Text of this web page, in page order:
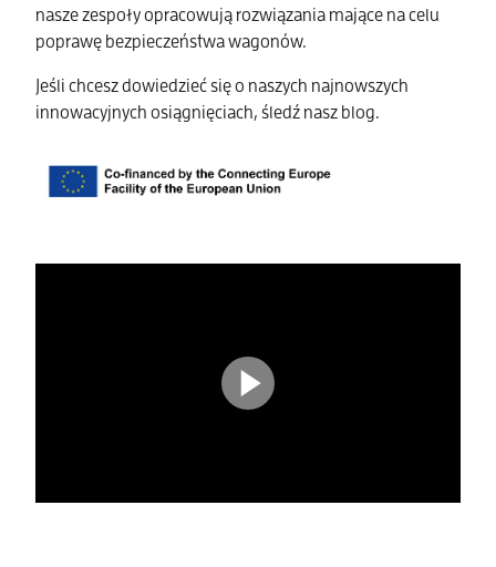
nasze zespoły opracowują rozwiązania mające na celu
poprawę bezpieczeństwa wagonów.
Jeśli chcesz dowiedzieć się o naszych najnowszych
innowacyjnych osiągnięciach, śledź nasz blog.